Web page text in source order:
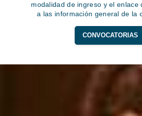
modalidad de ingreso y el enlace
a las información general de la
CONVOCATORIAS